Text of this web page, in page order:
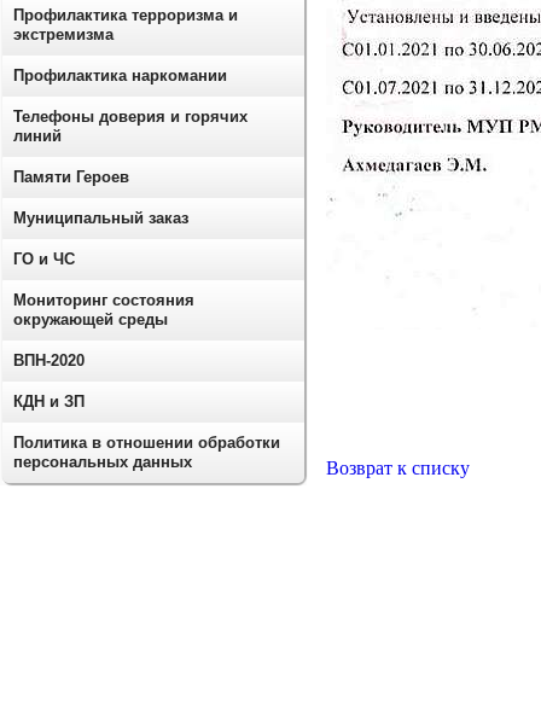
Возврат к списку
Профилактика терроризма и
экстремизма
Профилактика наркомании
Телефоны доверия и горячих
линий
Памяти Героев
Муниципальный заказ
ГО и ЧС
Мониторинг состояния
окружающей среды
ВПН-2020
КДН и ЗП
Политика в отношении обработки
персональных данных